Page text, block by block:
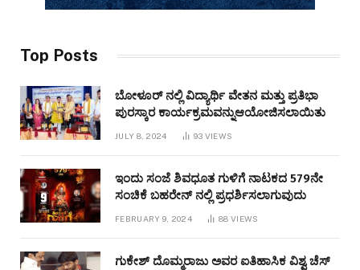
Top Posts
ಬೋಳೂರ್ ನಲ್ಲಿ ವಿದ್ಯಾರ್ಥಿ ವೇತನ ಮತ್ತು ಪ್ರತಿಭಾ
ಪುರಸ್ಕಾರ ಕಾರ್ಯಕ್ರಮವನ್ನುಆಯೋಜಿಸಲಾಯಿತು
JULY 8, 2024 93 VIEWS
ಇಂದು ಸಂಜೆ ಶಿವಧೂತ ಗುಳಿಗೆ ನಾಟಕದ 579ನೇ
ಸಂಚಿಕೆ ಬಹರೇನ್ ನಲ್ಲಿ ಪ್ರಧರ್ಶಿಸಲಾಗುವುದು
FEBRUARY 9, 2024 88VIEWS
ಗುಕೇಶ್ ದೊಮ್ಮರಾಜು ಅವರ ಐತಿಹಾಸಿಕ ವಿಶ್ವ ಚೆಸ್